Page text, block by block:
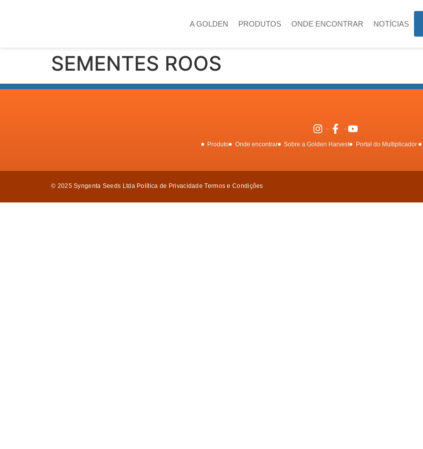
A GOLDEN PRODUTOS ONDE ENCONTRAR NOTÍCIAS
SEMENTES ROOS
Produto Onde encontrar Sobre a Golden Harvest Portal do Multiplicador
© 2025 Syngenta Seeds Ltda Política de Privacidade Termos e Condições